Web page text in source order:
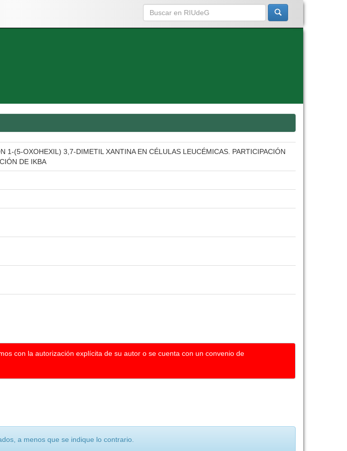
1-(5-OXOHEXIL) 3,7-DIMETIL XANTINA EN CÉLULAS LEUCÉMICAS. PARTICIPACIÓN
DE IKBA
con la autorización explícita de su autor o se cuenta con un convenio de
a menos que se indique lo contrario.